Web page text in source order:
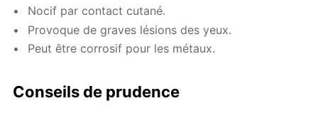
Nocif par contact cutané.
Provoque de graves lésions des yeux.
Peut être corrosif pour les métaux.
Conseils de prudence